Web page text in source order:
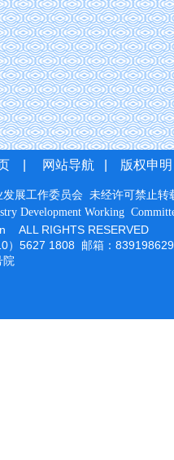
展工作委员会 未经许可禁止转
Development Working
ALL RIGHTS RESERVED
）5627 1808 邮箱：
里一号院
网站导航 版权申明